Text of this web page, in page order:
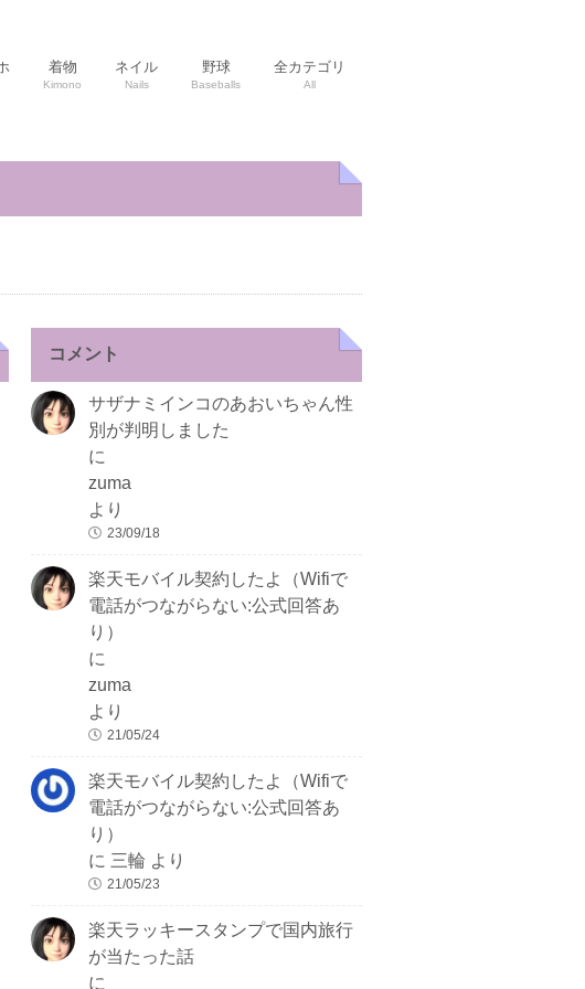
着物
Kimono
ネイル
Nails
野球
Baseballs
全カテゴリ
All
コメント
サザナミインコのあおいちゃん性
別が判明しました
に
zuma
より
23/09/18
楽天モバイル契約したよ（Wifiで
電話がつながらない:公式回答あ
り）
に
zuma
より
21/05/24
楽天モバイル契約したよ（Wifiで
電話がつながらない:公式回答あ
り）
に 三輪 より
21/05/23
楽天ラッキースタンプで国内旅行
が当たった話
に